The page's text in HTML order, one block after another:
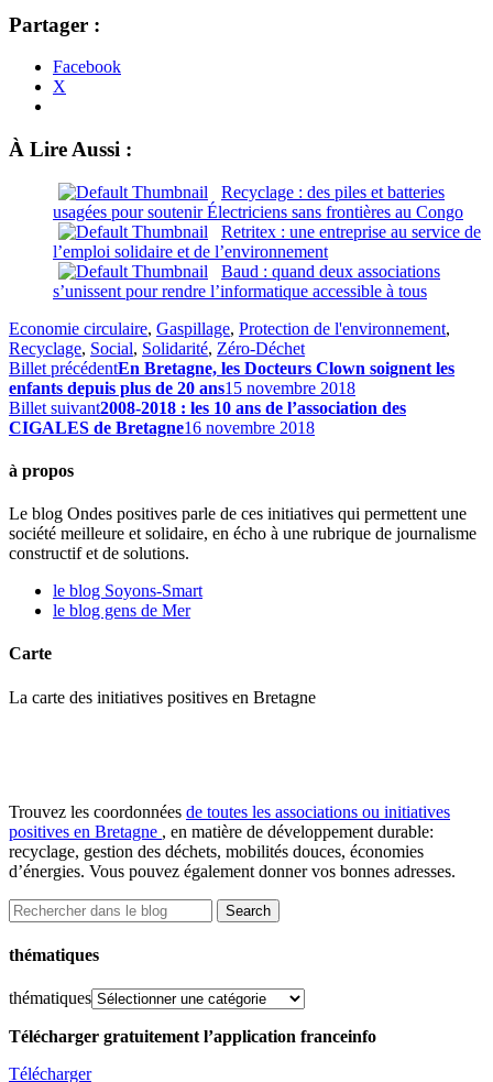
Partager :
Facebook
X
À Lire Aussi :
Recyclage : des piles et batteries
usagées pour soutenir Électriciens sans frontières au Congo
Retritex : une entreprise au service de
l’emploi solidaire et de l’environnement
Baud : quand deux associations
s’unissent pour rendre l’informatique accessible à tous
Economie circulaire, Gaspillage, Protection de l'environnement,
Recyclage, Social, Solidarité, Zéro-Déchet
Billet précédentEn Bretagne, les Docteurs Clown soignent les
enfants depuis plus de 20 ans15 novembre 2018
Billet suivant2008-2018 : les 10 ans de l’association des
CIGALES de Bretagne16 novembre 2018
à propos
Le blog Ondes positives parle de ces initiatives qui permettent une
société meilleure et solidaire, en écho à une rubrique de journalisme
constructif et de solutions.
le blog Soyons-Smart
le blog gens de Mer
Carte
La carte des initiatives positives en Bretagne
Trouvez les coordonnées de toutes les associations ou initiatives
positives en Bretagne , en matière de développement durable:
recyclage, gestion des déchets, mobilités douces, économies
d’énergies. Vous pouvez également donner vos bonnes adresses.
thématiques
thématiques
Télécharger gratuitement l’application franceinfo
Télécharger